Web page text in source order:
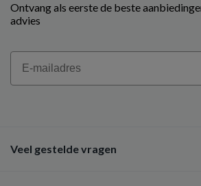
Ontvang als eerste de beste
advies
Email
Veel gestelde vragen